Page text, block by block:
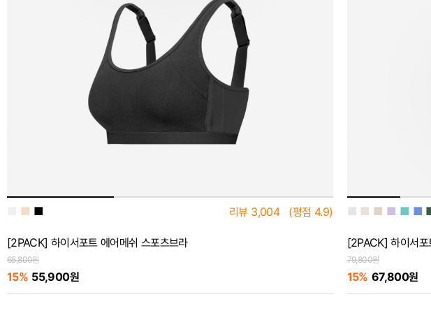
■ ■ 리뷰 3,004 (평점 4.9)
[2PACK] 하이서포트 에어메쉬 스포츠브라
65,800원
15% 55,900원
■ ■ ■ ■ ■ ■
[2PACK] 하이서포
79,800원
15% 67,800원